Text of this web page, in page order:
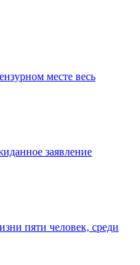
месте весь
заявление
пяти человек, среди